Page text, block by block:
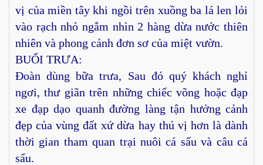
vị của miền tây khi ngồi trên xuồng ba lá len lỏi
vào rạch nhỏ ngắm nhìn 2 hàng dừa nước thiên
nhiên và phong cảnh đơn sơ của miệt vườn.
BUỔI TRƯA:
Đoàn dùng bữa trưa, Sau đó quý khách nghỉ
ngơi, thư giãn trên những chiếc võng hoặc đạp
xe đạp dạo quanh đường làng tận hưởng cảnh
đẹp của vùng đất xứ dừa hay thú vị hơn là dành
thời gian tham quan trại nuôi cá sấu và câu cá
sấu.